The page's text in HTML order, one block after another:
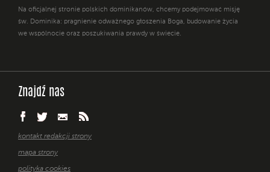
Na oficjalnej stronie polskich dominikanów, chcemy podejmować misję
św. Dominika: pragnienie odważnego głoszenia Boga, budowanie życia
we wspólnocie oraz poszukiwania prawdy w świecie.
Znajdź nas
kontakt redakcji strony
mapa strony
polityka cookies